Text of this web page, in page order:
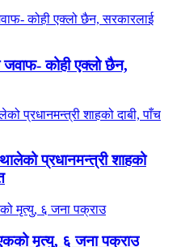
जवाफ- कोही एक्लो छैन,
प्रधानमन्त्री शाहको
मृत्यु, ६ जना पक्राउ